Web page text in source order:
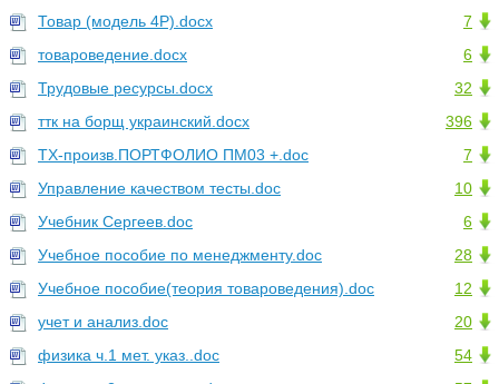
7
Товар (модель 4Р).docx
6
товароведение.docx
32
Трудовые ресурсы.docx
396
ттк на борщ украинский.docx
7
ТХ-произв.ПОРТФОЛИО ПМ03 +.doc
10
Управление качеством тесты.doc
6
Учебник Сергеев.doc
28
Учебное пособие по менеджменту.doc
12
Учебное пособие(теория товароведения).doc
20
учет и анализ.doc
54
физика ч.1 мет. указ..doc